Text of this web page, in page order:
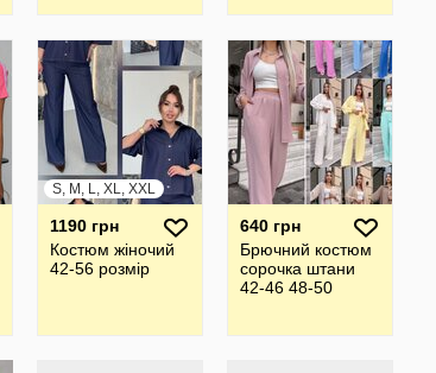
S, M, L, XL, XXL
1190 грн
Костюм жіночий
42-56 розмір
640 грн
Брючний костюм
сорочка штани
42-46 48-50